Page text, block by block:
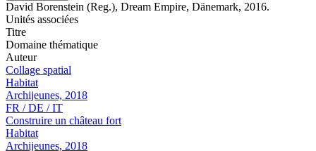
David Borenstein (Reg.), Dream Empire, Dänemark, 2016.
Unités associées
Titre
Domaine thématique
Auteur
Collage spatial
Habitat
Archijeunes, 2018
FR / DE / IT
Construire un château fort
Habitat
Archijeunes, 2018